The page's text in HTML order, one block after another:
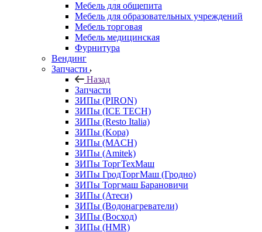
Мебель для общепита
Мебель для образовательных учреждений
Мебель торговая
Мебель медицинская
Фурнитура
Вендинг
Запчасти
Назад
Запчасти
ЗИПы (PIRON)
ЗИПы (ICE TECH)
ЗИПы (Resto Italia)
ЗИПы (Kopa)
ЗИПы (MACH)
ЗИПы (Amitek)
ЗИПы ТоргТехМаш
ЗИПы ГродТоргМаш (Гродно)
ЗИПы Торгмаш Барановичи
ЗИПы (Атеси)
ЗИПы (Водонагреватели)
ЗИПы (Восход)
ЗИПы (HMR)